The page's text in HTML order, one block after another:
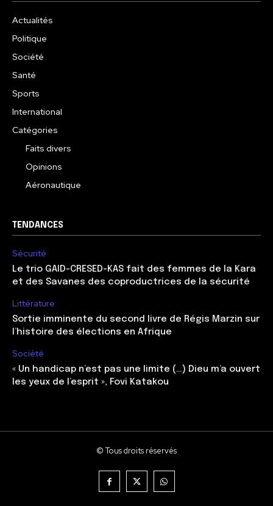
Actualités
Politique
Société
Santé
Sports
International
Catégories
Faits divers
Opinions
Aéronautique
TENDANCES
Sécurité
Le trio GAID-CRESED-KAS fait des femmes de la Kara
et des Savanes des coproductrices de la sécurité
Littérature
Sortie imminente du second livre de Régis Marzin sur
l’histoire des élections en Afrique
Société
« Un handicap n’est pas une limite (…) Dieu m’a ouvert
les yeux de l’esprit », Fovi Katakou
© Tous droits réservés